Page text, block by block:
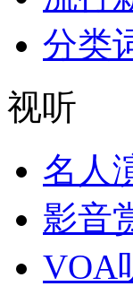
分类
视听
名人
影音
VOA